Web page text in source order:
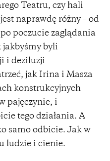
Teatru, czy hali
naprawdę różny – od
poczucie zaglądania
jakbyśmy byli
i deziluzji
jak Irina i Masza
konstrukcyjnych
pajęczynie, i
tego działania. A
samo odbicie. Jak w
ludzie i cienie.